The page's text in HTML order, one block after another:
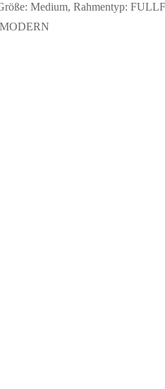
Medium, Rahmentyp: